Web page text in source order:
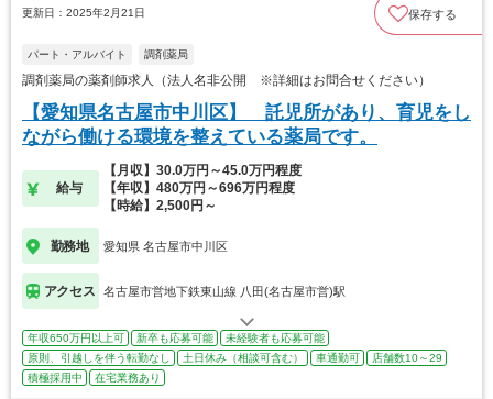
更新日：2025年2月21日 保存する
パート・アルバイト 調剤薬局
調剤薬局の薬剤師求人（法人名非公開 ※詳細はお問合せください）
【愛知県名古屋市中川区】 託児所があり、育児をし
ながら働ける環境を整えている薬局です。
給与
【月収】30.0万円～45.0万円程度
【年収】480万円～696万円程度
【時給】2,500円～
勤務地 愛知県 名古屋市中川区
アクセス 名古屋市営地下鉄東山線 八田(名古屋市営)駅
年収650万円以上可 新卒も応募可能
未経験者も応募可能
原則、引越しを伴う転勤なし
土日休み（相談可含む） 車通勤可
店舗数10～29
積極採用中
在宅業務あり